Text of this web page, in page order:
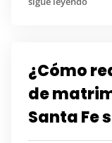
¿Cómo
de
Santa Fe